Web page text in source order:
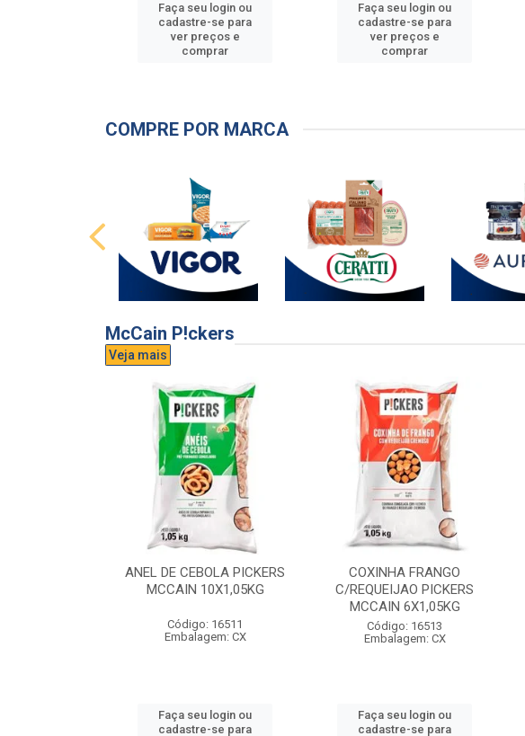
Faça seu login ou
cadastre-se para
ver preços e
comprar
Faça seu login ou
cadastre-se para
ver preços e
comprar
COMPRE POR MARCA
McCain P!ckers
Veja mais
ANEL DE CEBOLA PICKERS
MCCAIN 10X1,05KG
Código: 16511
Embalagem: CX
Faça seu login ou
cadastre-se para
COXINHA FRANGO
C/REQUEIJAO PICKERS
MCCAIN 6X1,05KG
Código: 16513
Embalagem: CX
Faça seu login ou
cadastre-se para